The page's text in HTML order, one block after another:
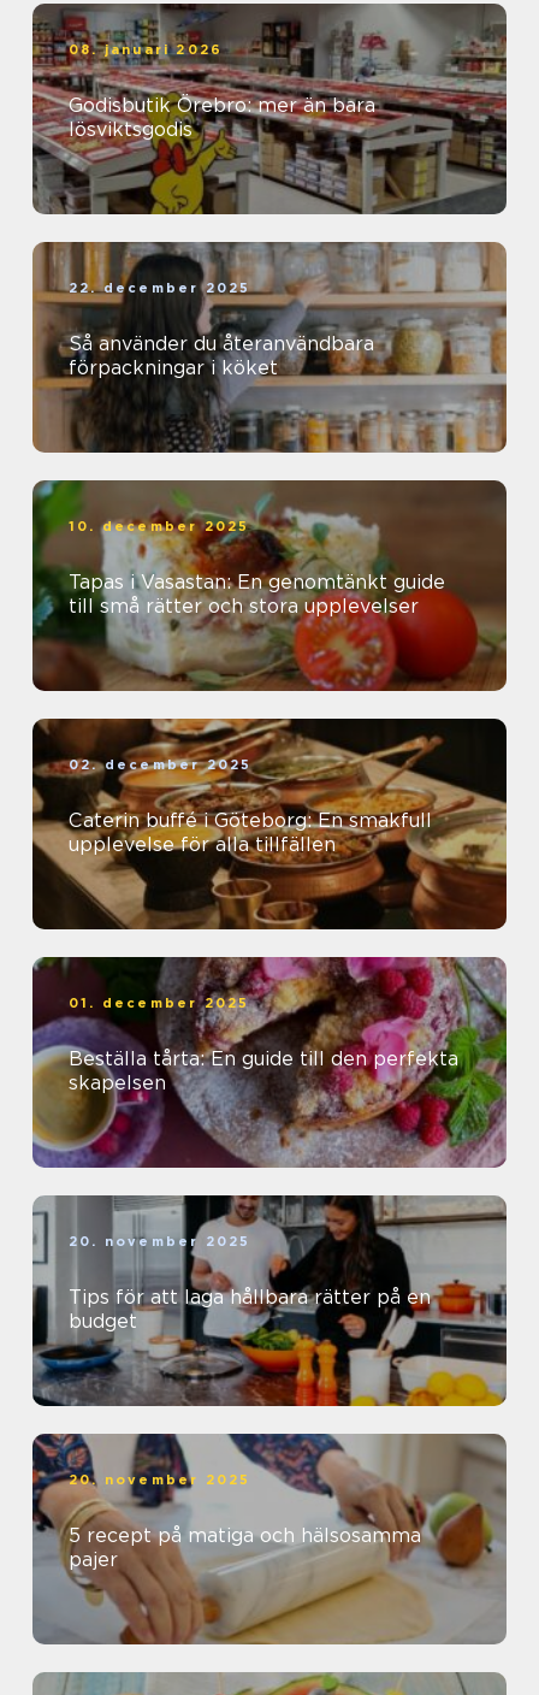
08. januari 2026
Godisbutik Örebro: mer än bara
lösviktsgodis
22. december 2025
Så använder du återanvändbara
förpackningar i köket
10. december 2025
Tapas i Vasastan: En genomtänkt guide
till små rätter och stora upplevelser
02. december 2025
Caterin buffé i Göteborg: En smakfull
upplevelse för alla tillfällen
01. december 2025
Beställa tårta: En guide till den perfekta
skapelsen
20. november 2025
Tips för att laga hållbara rätter på en
budget
20. november 2025
5 recept på matiga och hälsosamma
pajer